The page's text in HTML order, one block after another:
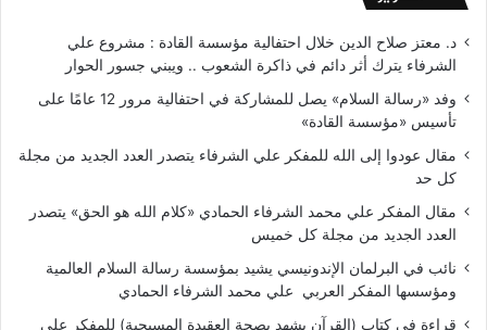
د. معتز صلاح الدين خلال احتفالية مؤسسة القادة : مشروع علي
الشرفاء يترك أثر دائم في ذاكرة الشعوب .. ويبني جسور الحوار
وفد «رسالة السلام» يصل للمشاركة في احتفالية مرور 12 عامًا على
تأسيس «مؤسسة القادة»
مقال عودوا إلى الله للمفكر علي الشرفاء يتصدر العدد الجديد من مجلة
كل حد
مقال المفكر علي محمد الشرفاء الحمادي «كلام الله هو الحق» يتصدر
العدد الجديد من مجلة كل خميس
نائب في البرلمان الإندونيسي يشيد بمؤسسة رسالة السلام العالمية
ومؤسسها المفكر العربي علي محمد الشرفاء الحمادي
قراءة في كتاب (القرآن يشهد بصحة العقيدة المسيحية) للمفكر على